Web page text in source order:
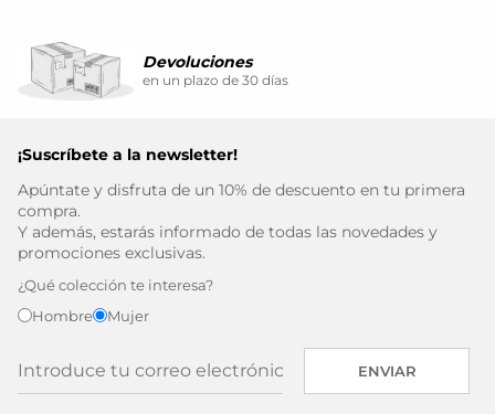
Devoluciones
en un plazo de 30 días
¡Suscríbete a la newsletter!
Apúntate y disfruta de un 10% de descuento en tu primera
compra.
Y además, estarás informado de todas las novedades y
promociones exclusivas.
¿Qué colección te interesa?
Hombre
Mujer
ENVIAR